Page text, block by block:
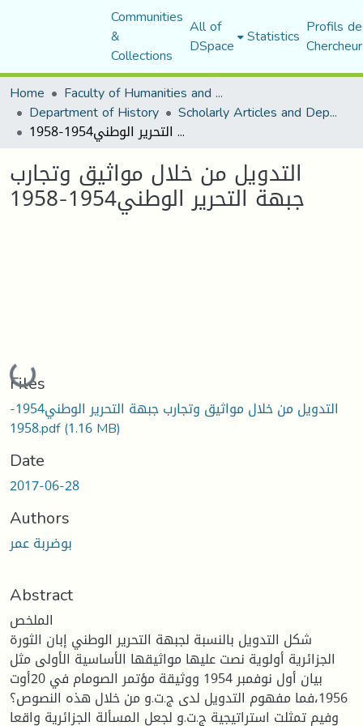
Communities
&
Collections
All of
DSpace Statistics Profils
Home
Faculty of Humanities and Social Sciences
Department of History Scholarly Articles and Department Publications
التدويل من خلال مواثيق وتجارب جبهة التحرير الوطني1954-1958
التدويل من خلال مواثيق وتجارب
جبهة التحرير الوطني1954-1958
Loading...
Files
التدويل من خلال مواثيق وتجارب جبهة التحرير الوطني1954-
1958.pdf(1.16 MB)
Date
2017-06-28
Authors
بوضربة عمر
Abstract
الملخص
شكل التدويل بالنسبة لجبهة التحرير الوطني إبان الثورة
الجزائرية أولوية نصت عليها مواثيقها الأساسية الأولى مثل
بيان أول نوفمبر 1954 ووثيقة مؤتمر الصومام في 20أوت
1956،فما مفهوم التدويل لدى ج.ت.و من خلال هذه النصوص؟
وفيم تمثلت استراتيجية ج.ت.و لجعل المسألة الجزائرية واقعا